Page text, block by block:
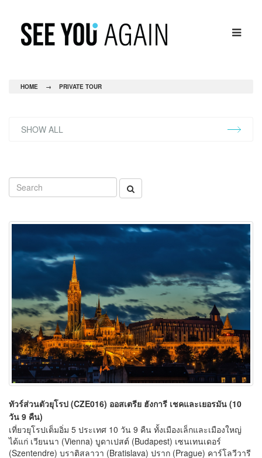
HOME → PRIVATE TOUR
ทัวร์ส่วนตัวยุโรป (CZE016) ออสเตรีย ฮังการี เชคและเยอรมัน (10
วัน 9 คืน)
เที่ยวยุโรปเต็มอิ่ม 5 ประเทศ 10 วัน 9 คืน ทั้งเมืองเล็กและเมืองใหญ่
ได้แก่ เวียนนา (Vienna) บูดาเปสต์ (Budapest) เซนเทนเดอร์
(Szentendre) บราติสลาวา (Bratislava) ปราก (Prague) คาร์โลวีวารี